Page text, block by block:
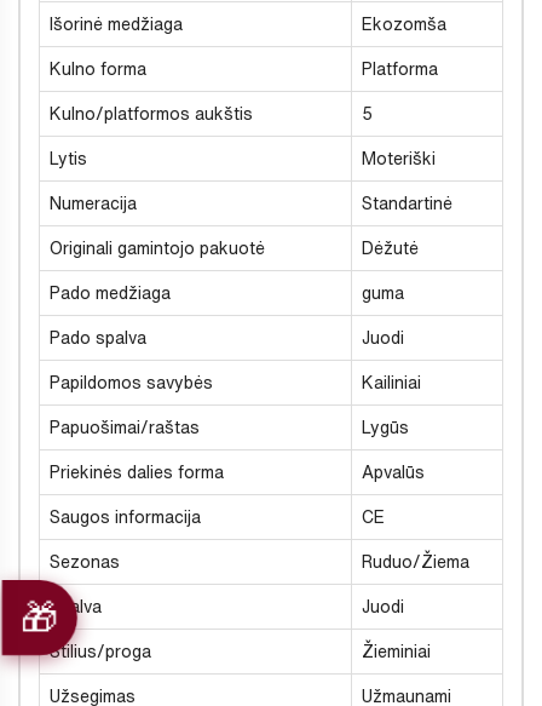
Išorinė medžiaga Ekozomša
Kulno forma Platforma
Kulno/platformos aukštis 5
Lytis Moteriški
Numeracija Standartinė
Originali gamintojo pakuotė Dėžutė
Pado medžiaga guma
Pado spalva Juodi
Papildomos savybės Kailiniai
Papuošimai/raštas Lygūs
Priekinės dalies forma Apvalūs
Saugos informacija CE
Sezonas Ruduo/Žiema
Spalva Juodi
Stilius/proga Žieminiai
Užsegimas Užmaunami